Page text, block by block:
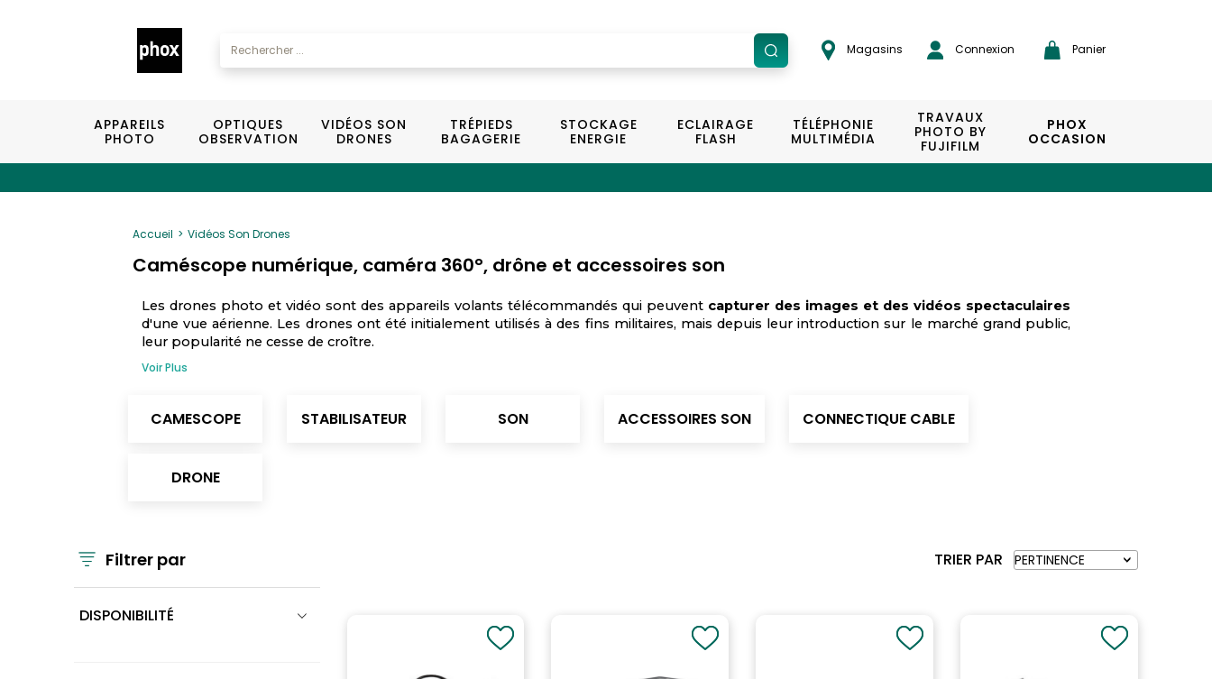
Magasins Connexion Panier
APPAREILS
PHOTO
OPTIQUES
OBSERVATION
VIDÉOS SON
DRONES
TRÉPIEDS
BAGAGERIE
STOCKAGE
ENERGIE
ECLAIRAGE
FLASH
TÉLÉPHONIE
MULTIMÉDIA
TRAVAUX
PHOTO BY
FUJIFILM
PHOX
OCCASION
Accueil Vidéos Son Drones
Caméscope numérique, caméra 360°, drône et accessoires son
Les drones photo et vidéo sont des appareils volants télécommandés qui peuvent capturer des images et des vidéos spectaculaires
d'une vue aérienne. Les drones ont été initialement utilisés à des fins militaires, mais depuis leur introduction sur le marché grand public,
leur popularité ne cesse de croître.
Voir Plus
CAMESCOPE STABILISATEUR SON ACCESSOIRES SON CONNECTIQUE CABLE
DRONE
Filtrer par
DISPONIBILITÉ
TRIER PAR